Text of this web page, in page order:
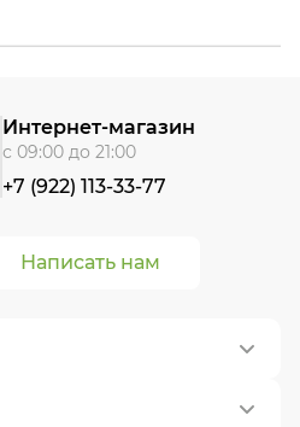
Написать нам
Интернет-магазин
с 09:00 до 21:00
+7 (922) 113-33-77